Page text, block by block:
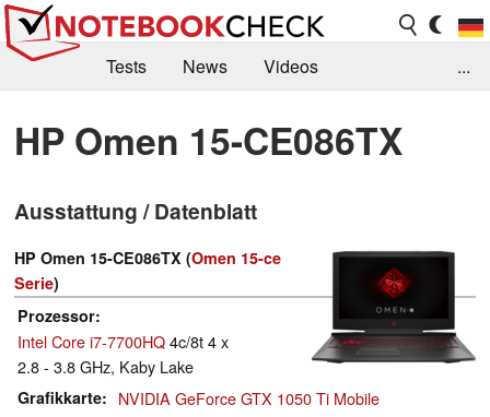
Tests News
Videos
Kaufberatung
Deals Suche
Jobs
Forum
...
HP Omen 15-CE086TX
Ausstattung / Datenblatt
HP Omen 15-CE086TX (Omen 15-ce
Serie)
Prozessor
Intel Core i7-7700HQ4c/8t 4 x
2.8 - 3.8 GHz, Kaby Lake
Grafikkarte NVIDIA GeForce GTX 1050 Ti Mobile